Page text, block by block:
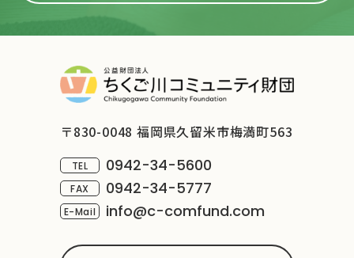
〒830-0048 福岡県久留米市梅満町563
TEL 0942-34-5600
FAX 0942-34-5777
E-Mail info@c-comfund.com